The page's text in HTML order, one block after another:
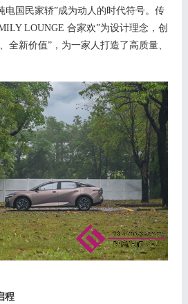
电国民家轿”成为动人的 时代符号。 传
LOUNGE 合家欢”为设计理念 ， 创
全新价值”， 为一家人打造了高质量、
程